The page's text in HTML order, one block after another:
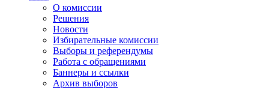
О комиссии
Решения
Новости
Избирательные комиссии
Выборы и референдумы
Работа с обращениями
Баннеры и ссылки
Архив выборов